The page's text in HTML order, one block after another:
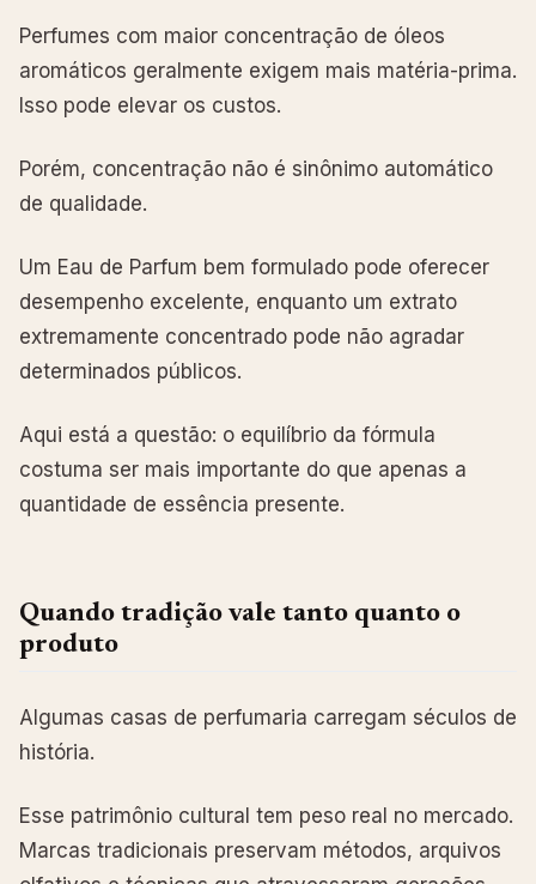
Perfumes com maior concentração de óleos
aromáticos geralmente exigem mais matéria-prima.
Isso pode elevar os custos.
Porém, concentração não é sinônimo automático
de qualidade.
Um Eau de Parfum bem formulado pode oferecer
desempenho excelente, enquanto um extrato
extremamente concentrado pode não agradar
determinados públicos.
Aqui está a questão: o equilíbrio da fórmula
costuma ser mais importante do que apenas a
quantidade de essência presente.
Quando tradição vale tanto quanto o
produto
Algumas casas de perfumaria carregam séculos de
história.
Esse patrimônio cultural tem peso real no mercado.
Marcas tradicionais preservam métodos, arquivos